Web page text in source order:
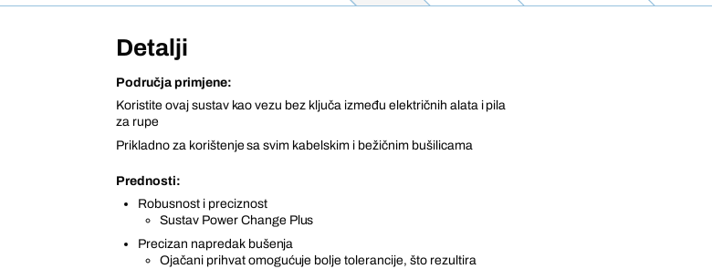
Detalji
Područja primjene:
Koristite ovaj sustav kao vezu bez ključa između električnih alata i pila
za rupe
Prikladno za korištenje sa svim kabelskim i bežičnim bušilicama
Prednosti:
Robusnost i preciznost
Sustav Power Change Plus
Precizan napredak bušenja
Ojačani prihvat omogućuje bolje tolerancije, što rezultira